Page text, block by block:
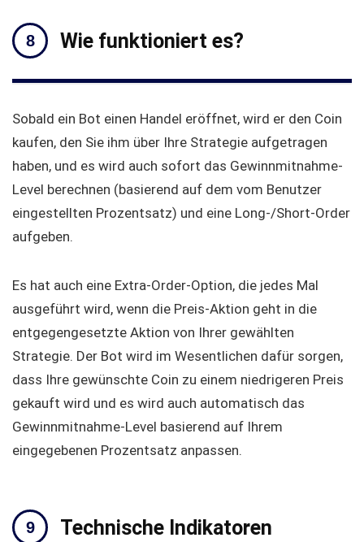
Wie funktioniert es?
Sobald ein Bot einen Handel eröffnet, wird er den Coin
kaufen, den Sie ihm über Ihre Strategie aufgetragen
haben, und es wird auch sofort das Gewinnmitnahme-
Level berechnen (basierend auf dem vom Benutzer
eingestellten Prozentsatz) und eine Long-/Short-Order
aufgeben.
Es hat auch eine Extra-Order-Option, die jedes Mal
ausgeführt wird, wenn die Preis-Aktion geht in die
entgegengesetzte Aktion von Ihrer gewählten
Strategie. Der Bot wird im Wesentlichen dafür sorgen,
dass Ihre gewünschte Coin zu einem niedrigeren Preis
gekauft wird und es wird auch automatisch das
Gewinnmitnahme-Level basierend auf Ihrem
eingegebenen Prozentsatz anpassen.
Technische Indikatoren